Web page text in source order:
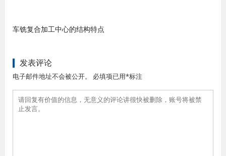
车铣复合加工中心的结构特点
发表评论
电子邮件地址不会被公开。 必填项已用*标注